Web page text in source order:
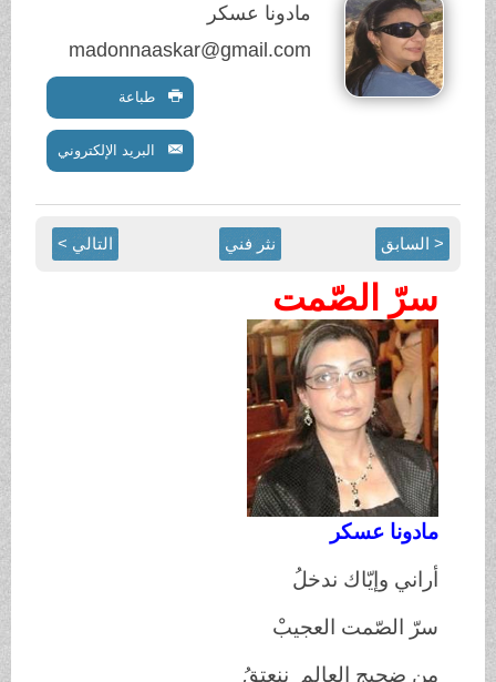
مادونا عسكر
madonnaaskar@gmail.com
طباعة
البريد الإلكتروني
< السابق نثر فني التالي >
سرّ الصّمت
مادونا عسكر
أراني وإيّاك ندخلُ
سرّ الصّمت العجيبْ
من ضجيج العالم ننعتقُ